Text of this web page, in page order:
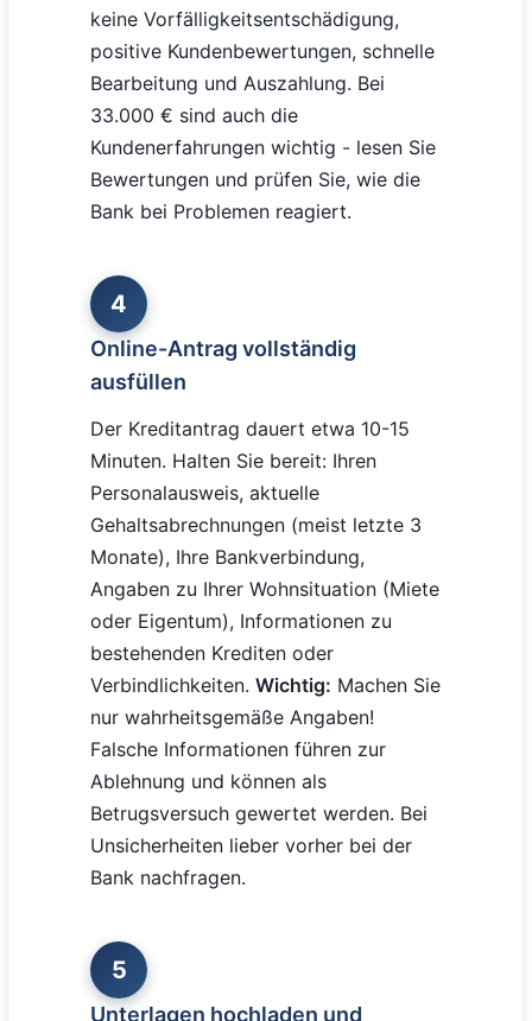
keine Vorfälligkeitsentschädigung,
positive Kundenbewertungen, schnelle
Bearbeitung und Auszahlung. Bei
33.000 € sind auch die
Kundenerfahrungen wichtig - lesen Sie
Bewertungen und prüfen Sie, wie die
Bank bei Problemen reagiert.
4
Online-Antrag vollständig
ausfüllen
Der Kreditantrag dauert etwa 10-15
Minuten. Halten Sie bereit: Ihren
Personalausweis, aktuelle
Gehaltsabrechnungen (meist letzte 3
Monate), Ihre Bankverbindung,
Angaben zu Ihrer Wohnsituation (Miete
oder Eigentum), Informationen zu
bestehenden Krediten oder
Verbindlichkeiten. Wichtig: Machen Sie
nur wahrheitsgemäße Angaben!
Falsche Informationen führen zur
Ablehnung und können als
Betrugsversuch gewertet werden. Bei
Unsicherheiten lieber vorher bei der
Bank nachfragen.
5
Unterlagen hochladen und